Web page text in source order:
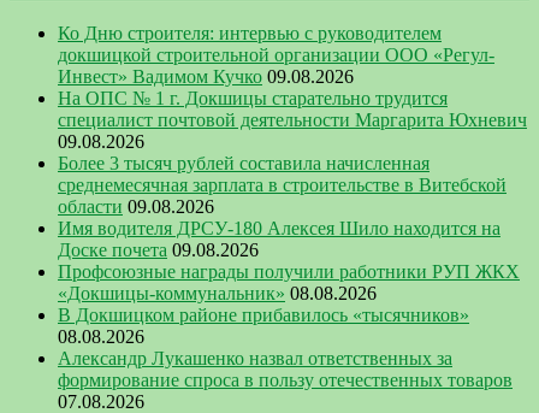
Ко Дню строителя: интервью с руководителем
докшицкой строительной организации ООО «Регул-
Инвест» Вадимом Кучко 09.08.2026
На ОПС № 1 г. Докшицы старательно трудится
специалист почтовой деятельности Маргарита Юхневич
09.08.2026
Более 3 тысяч рублей составила начисленная
среднемесячная зарплата в строительстве в Витебской
области 09.08.2026
Имя водителя ДРСУ-180 Алексея Шило находится на
Доске почета 09.08.2026
Профсоюзные награды получили работники РУП ЖКХ
«Докшицы-коммунальник» 08.08.2026
В Докшицком районе прибавилось «тысячников»
08.08.2026
Александр Лукашенко назвал ответственных за
формирование спроса в пользу отечественных товаров
07.08.2026